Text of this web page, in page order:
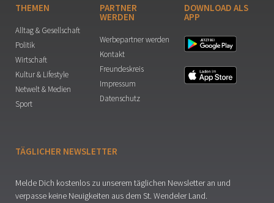
THEMEN
Alltag & Gesellschaft
Politik
Wirtschaft
Kultur & Lifestyle
Netwelt & Medien
Sport
PARTNER
WERDEN
Werbepartner werden
Kontakt
Freundeskreis
Impressum
Datenschutz
DOWNLOAD ALS
APP
TÄGLICHER NEWSLETTER
Melde Dich kostenlos zu unserem täglichen Newsletter an und
verpasse keine Neuigkeiten aus dem St. Wendeler Land.